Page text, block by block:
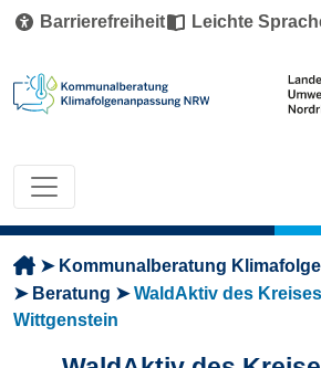
Direkt zum Inhalt
Barrierefreiheit Leichte
Pfadnavigation
Kommunalberatung
Beratung
WaldAktiv des
Wittgenstein